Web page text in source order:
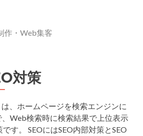
作・Web集客
対策
は、ホームページを検索エンジンに
Web検索時に検索結果で上位表示
す。 SEOにはSEO内部対策とSEO